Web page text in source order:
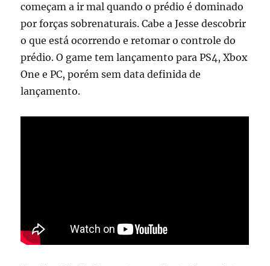
começam a ir mal quando o prédio é dominado
por forças sobrenaturais. Cabe a Jesse descobrir
o que está ocorrendo e retomar o controle do
prédio. O game tem lançamento para PS4, Xbox
One e PC, porém sem data definida de
lançamento.